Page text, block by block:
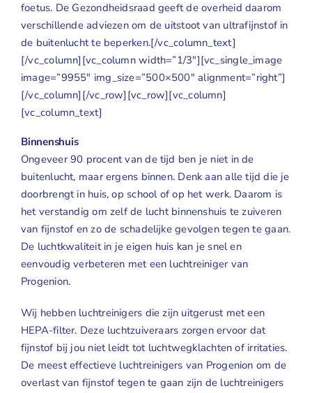
foetus. De Gezondheidsraad geeft de overheid daarom
verschillende adviezen om de uitstoot van ultrafijnstof in
de buitenlucht te beperken.[/vc_column_text]
[/vc_column][vc_column width=”1/3″][vc_single_image
image=”9955″ img_size=”500×500″ alignment=”right”]
[/vc_column][/vc_row][vc_row][vc_column]
[vc_column_text]
Binnenshuis
Ongeveer 90 procent van de tijd ben je niet in de
buitenlucht, maar ergens binnen. Denk aan alle tijd die je
doorbrengt in huis, op school of op het werk. Daarom is
het verstandig om zelf de lucht binnenshuis te zuiveren
van fijnstof en zo de schadelijke gevolgen tegen te gaan.
De luchtkwaliteit in je eigen huis kan je snel en
eenvoudig verbeteren met een luchtreinigervan
Progenion.
Wij hebben luchtreinigers die zijn uitgerust met een
HEPA-filter. Deze luchtzuiveraars zorgen ervoor dat
fijnstof bij jou niet leidt tot luchtwegklachten of irritaties.
De meest effectieve luchtreinigers van Progenion om de
overlast van fijnstof tegen te gaan zijn de luchtreinigers